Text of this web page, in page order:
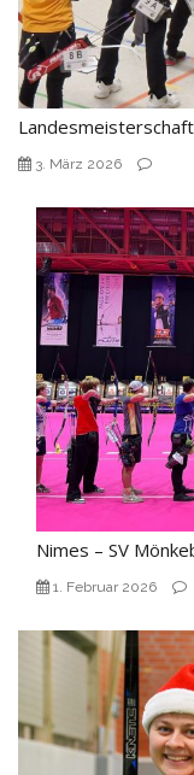
3. März 2026
Nimes – SV
1. Februar 2026